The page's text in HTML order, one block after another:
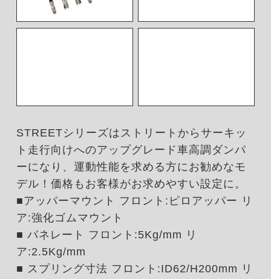
STREETシリーズはストリートからサーキッ
ト走行向けへのアップグレード車高調ダンパ
ーになり、運動性能を求める方にお勧めなモ
デル！価格もお客様がお求めやすい設定に。
■アッパーマウント フロント:ピロアッパー リ
ア:強化ゴムマウント
■ バネレート フロント:5Kg/mm リ
ア:2.5Kg/mm
■ スプリング寸法 フロント:ID62/H200mm リ